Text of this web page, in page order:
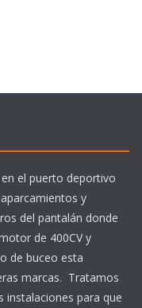
el puerto deportivo
y
del pantalán donde
de 400CV y
de buceo esta
marcas. Tratamos
para que